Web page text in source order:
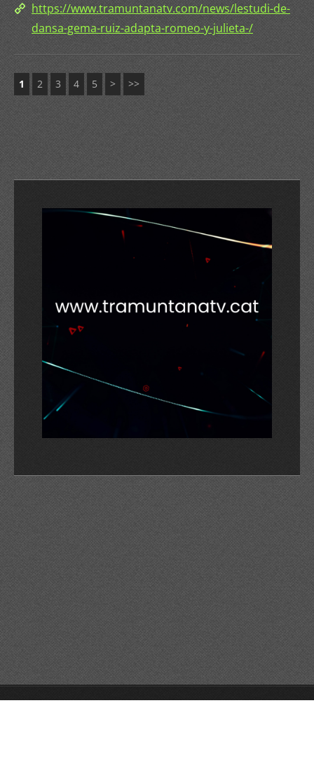
https://www.tramuntanatv.com/news/lestudi-de-
dansa-gema-ruiz-adapta-romeo-y-julieta-/
1 2 3 4 5 > >>